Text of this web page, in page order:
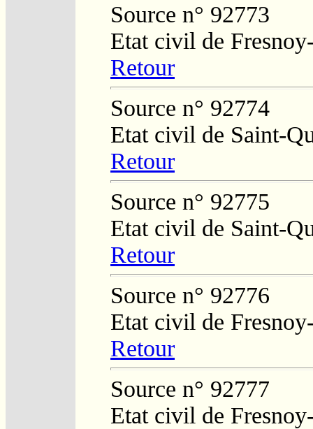
Source n° 92773
Etat civil de
Retour
Source n° 92774
Etat civil de Saint-
Retour
Source n° 92775
Etat civil de Saint-
Retour
Source n° 92776
Etat civil de
Retour
Source n° 92777
Etat civil de